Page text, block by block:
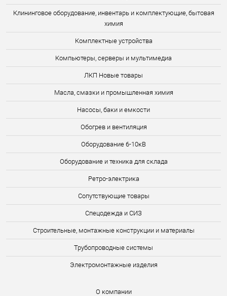
Клининговое оборудование, инвентарь и комплектующие, бытовая
химия
Комплектные устройства
Компьютеры, серверы и мультимедиа
ЛКП Новые товары
Масла, смазки и промышленная химия
Насосы, баки и емкости
Обогрев и вентиляция
Оборудование 6-10кВ
Оборудование и техника для склада
Ретро-электрика
Сопутствующие товары
Спецодежда и СИЗ
Строительные, монтажные конструкции и материалы
Трубопроводные системы
Электромонтажные изделия
О компании